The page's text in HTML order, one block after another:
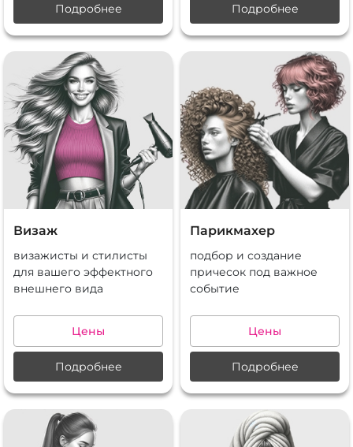
Подробнее Подробнее
Визаж
визажисты и стилисты
для вашего эффектного
внешнего вида
Цены
Подробнее
Парикмахер
подбор и создание
причесок под важное
событие
Цены
Подробнее